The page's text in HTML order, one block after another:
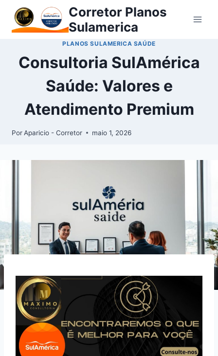
Corretor Planos
Sulamerica
PLANOS SULAMERICA SAÚDE
Consultoria SulAmérica
Saúde: Valores e
Atendimento Premium
Por Aparicio - Corretor maio 1, 2026